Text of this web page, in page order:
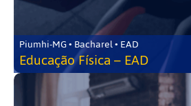
Piumhi-MG • Bacharel • EAD
Educação Física – EAD